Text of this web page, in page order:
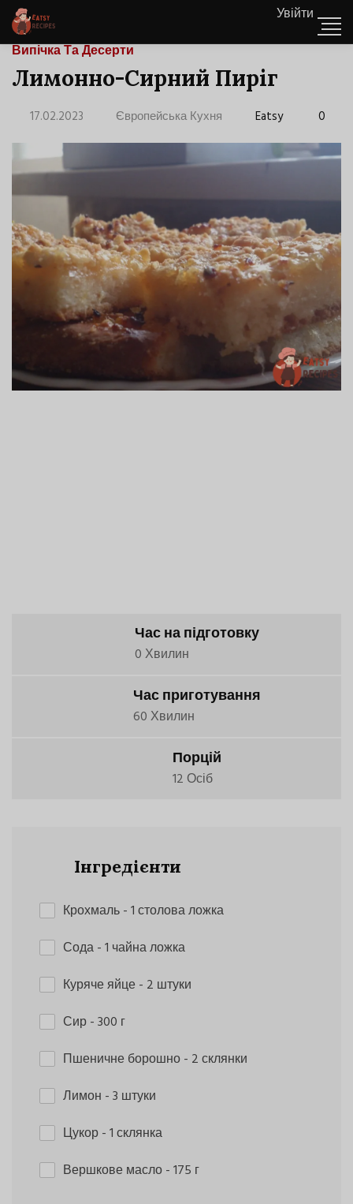
Увійти
Випічка Та Десерти
Лимонно-Сирний Пиріг
17.02.2023 Європейська Кухня Eatsy 0
Час на підготовку
0 Хвилин
Час приготування
60 Хвилин
Порцій
12 Осіб
Інгредієнти
Крохмаль- 1 столова ложка
Сода- 1 чайна ложка
Куряче яйце- 2 штуки
Сир- 300 г
Пшеничне борошно- 2 склянки
Лимон - 3 штуки
Цукор- 1 склянка
Вершкове масло- 175 г